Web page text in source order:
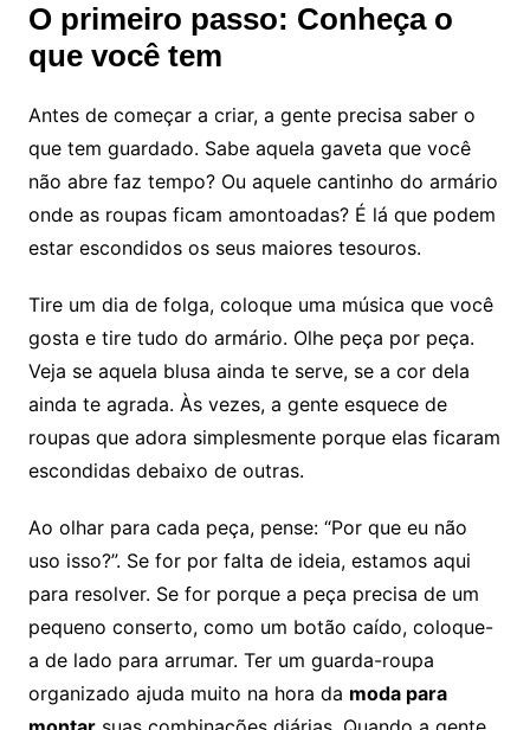
O primeiro passo: Conheça o
que você tem
Antes de começar a criar, a gente precisa saber o
que tem guardado. Sabe aquela gaveta que você
não abre faz tempo? Ou aquele cantinho do armário
onde as roupas ficam amontoadas? É lá que podem
estar escondidos os seus maiores tesouros.
Tire um dia de folga, coloque uma música que você
gosta e tire tudo do armário. Olhe peça por peça.
Veja se aquela blusa ainda te serve, se a cor dela
ainda te agrada. Às vezes, a gente esquece de
roupas que adora simplesmente porque elas ficaram
escondidas debaixo de outras.
Ao olhar para cada peça, pense: “Por que eu não
uso isso?”. Se for por falta de ideia, estamos aqui
para resolver. Se for porque a peça precisa de um
pequeno conserto, como um botão caído, coloque-
a de lado para arrumar. Ter um guarda-roupa
organizado ajuda muito na hora da moda para